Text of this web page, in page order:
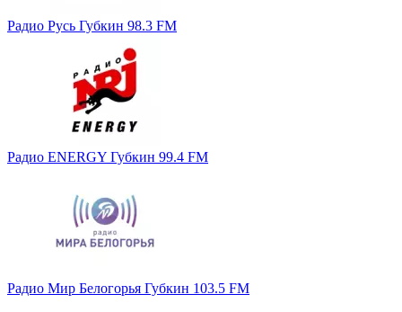
Радио Русь Губкин 98.3 FM
Радио ENERGY Губкин 99.4 FM
Радио Мир Белогорья Губкин 103.5 FM